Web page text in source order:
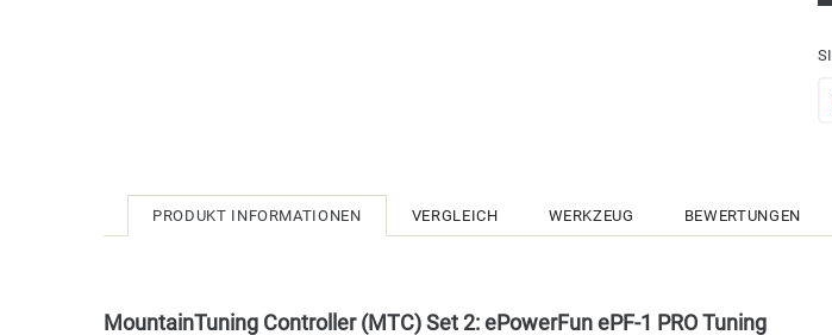
PRODUKT INFORMATIONEN VERGLEICH WERKZEUG BEWERTUNGEN
MountainTuning Controller (MTC) Set 2: ePowerFun ePF-1 PRO Tuning